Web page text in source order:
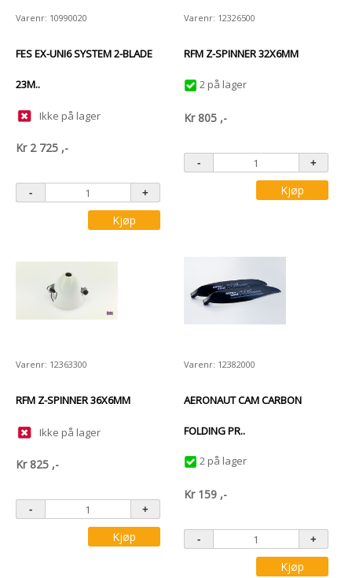
Varenr: 10990020
FES EX-UNI6 SYSTEM 2-BLADE
23M..
Ikke på lager
Kr 2 725 ,-
Kjøp
Varenr: 12326500
RFM Z-SPINNER 32X6MM
2 på lager
Kr 805 ,-
Kjøp
Varenr: 12363300
RFM Z-SPINNER 36X6MM
Ikke på lager
Kr 825 ,-
Kjøp
Varenr: 12382000
AERONAUT CAM CARBON
FOLDING PR..
2 på lager
Kr 159 ,-
Kjøp